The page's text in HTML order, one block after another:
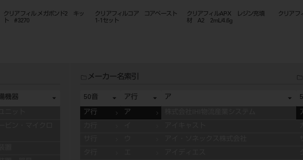
クリアフィル メガボンド2 キッ
ト #3270
クリアフィルコア コアペースト
1-1セット
クリアフィルAP-X レジン充填
材 A2 2mL/4.6g
クリアフ
機器
メーカー名索引
50音
ア行
ア行
ア
ア